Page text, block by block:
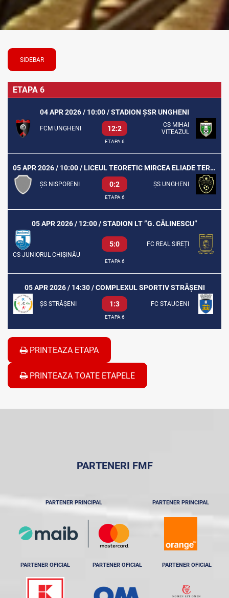
SIDEBAR
ETAPA 6
04 APR 2026 / 10:00 / STADION ȘSR UNGHENI
FCM UNGHENI 12:2
CS MIHAI
VITEAZUL
ETAPA 6
05 APR 2026 / 10:00 / LICEUL TEORETIC MIRCEA ELIADE TEREN SINTETIC
ȘS NISPORENI 0:2 ȘS UNGHENI
ETAPA 6
05 APR 2026 / 12:00 / STADION LT ”G. CĂLINESCU”
CS JUNIORUL CHIȘINĂU
5:0 FC REAL SIREȚI
ETAPA 6
05 APR 2026 / 14:30 / COMPLEXUL SPORTIV STRĂȘENI
ȘS STRĂȘENI 1:3 FC STAUCENI
ETAPA 6
PRINTEAZA ETAPA
PRINTEAZA TOATE ETAPELE
PARTENERI FMF
PARTENER PRINCIPAL PARTENER PRINCIPAL
PARTENER OFICIAL PARTENER OFICIAL PARTENER OFICIAL